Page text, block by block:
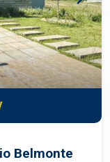
Belmonte